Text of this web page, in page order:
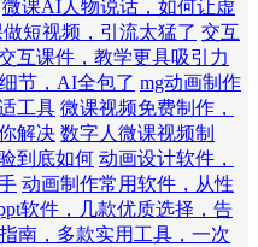
微课AI人物说话，如何让虚
短视频，引流太猛了 交互
互课件，教学更具吸引力
节，AI全包了 mg动画制作
工具 微课视频免费制作，
解决 数字人微课视频制
到底如何 动画设计软件，
动画制作常用软件，从性
软件，几款优质选择，告
南，多款实用工具，一次